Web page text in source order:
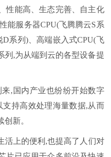
能高、生态完善、自主化
能服务器CPU(飞腾腾云S系
系列)、高端嵌入式CPU(飞
列,为从端到云的各型设备提
,国内产业也纷纷开始数字
持高效处理海量数据,从而
新。
上的便利,也提高了人们对